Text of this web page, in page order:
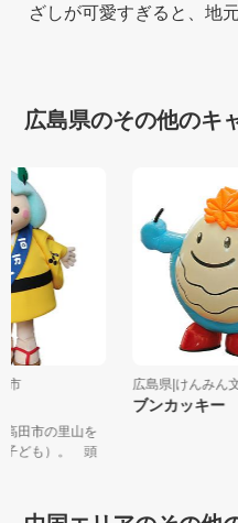
ざしが可愛すぎると、地
広島県のその他のキ
市
高田市の里山を
子ども）。 頭
広島県|けんみん
ブンカッキー